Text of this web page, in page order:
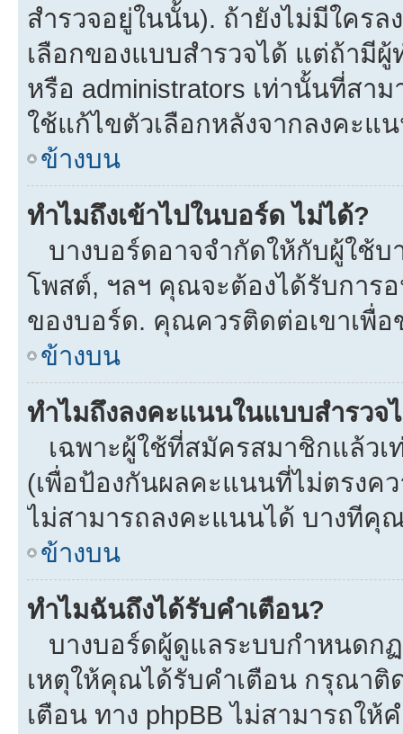
สำรวจอยู่ในนั้น). ถ้ายังไม่มีใคร
เลือกของแบบสำรวจได้ แต่ถ้ามีผู้
หรือ administrators เท่านั้นที่สา
ใช้แก้ไขตัวเลือกหลังจากลงคะแ
ข้างบน
ทำไมถึงเข้าไปในบอร์ด ไม่ได้?
บางบอร์ดอาจจำกัดให้กับผู้ใช้บ
โพสต์, ฯลฯ คุณจะต้องได้รับการ
ของบอร์ด. คุณควรติดต่อเขาเพื่
ข้างบน
ทำไมถึงลงคะแนนในแบบสำรวจ
เฉพาะผู้ใช้ที่สมัครสมาชิกแล้ว
(เพื่อป้องกันผลคะแนนที่ไม่ตรงค
ไม่สามารถลงคะแนนได้ บางทีคุ
ข้างบน
ทำไมฉันถึงได้รับคำเตือน?
บางบอร์ดผู้ดูแลระบบกำหนดก
เหตุให้คุณได้รับคำเตือน กรุณา
เตือน ทาง phpBB ไม่สามารถใ